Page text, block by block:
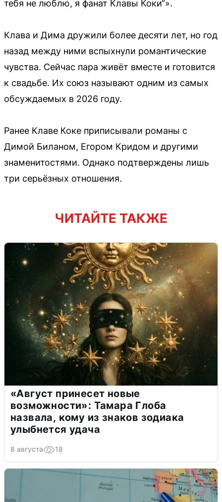
тебя не люблю, я фанат Клавы Коки“».
Клава и Дима дружили более десяти лет, но год
назад между ними вспыхнули романтические
чувства. Сейчас пара живёт вместе и готовится
к свадьбе. Их союз называют одним из самых
обсуждаемых в 2026 году.
Ранее Клаве Коке приписывали романы с
Димой Биланом, Егором Кридом и другими
знаменитостями. Однако подтверждены лишь
три серьёзных отношения.
ЧИТАЙТЕ ТАКЖЕ
«Август принесет новые
возможности»: Тамара Глоба
назвала, кому из знаков зодиака
улыбнется удача
8 августа 18